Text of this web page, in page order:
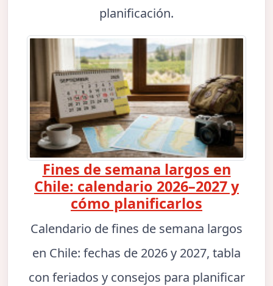
planificación.
Fines de semana largos en
Chile: calendario 2026–2027 y
cómo planificarlos
Calendario de fines de semana largos
en Chile: fechas de 2026 y 2027, tabla
con feriados y consejos para planificar